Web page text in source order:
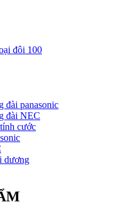
đôi 100
đài panasonic
đài NEC
cước
dương